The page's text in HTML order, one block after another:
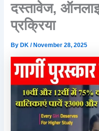
दस्तावेज,
प्रक्रिया
By DK/ November 28, 2025